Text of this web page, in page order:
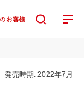
発売時期:2022年7月